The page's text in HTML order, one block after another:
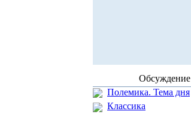
Обсуждение
Полемика. Тема дня
Классика